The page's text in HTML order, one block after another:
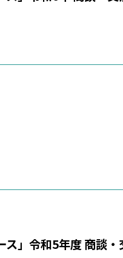
ス」令和5年度 商談・